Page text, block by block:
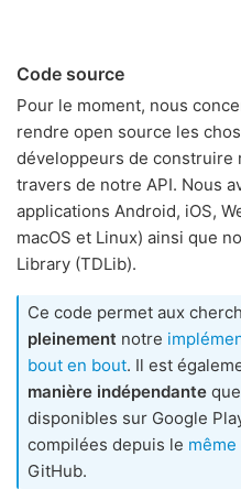
Code source
Pour le moment, nous
rendre open source les
développeurs de construire
travers de notre API. Nous
applications Android, iOS,
macOS et Linux) ainsi que
Library (TDLib).
Ce code permet aux
pleinement notre
bout en bout. Il est
manière indépendante
disponibles sur Google
compilées depuis le même
GitHub.